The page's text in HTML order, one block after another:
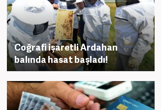
Coğrafi işaretli Ardahan
balında hasat başladı!